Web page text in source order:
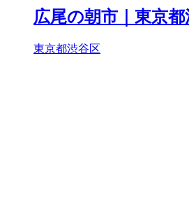
広尾の朝市｜東京
東京都渋谷区